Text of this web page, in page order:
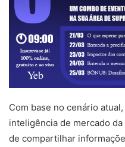
Com base no cenário
inteligência de mercado
de compartilhar